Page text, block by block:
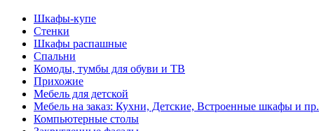
Шкафы-купе
Стенки
Шкафы распашные
Спальни
Комоды, тумбы для обуви и ТВ
Прихожие
Мебель для детской
Мебель на заказ: Кухни, Детские, Встроенные шкафы и пр.
Компьютерные столы